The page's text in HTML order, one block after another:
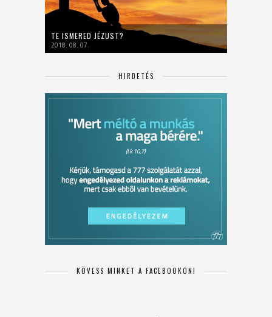
TE ISMERED JÉZUST?
2018. 08. 07.
HIRDETÉS
KÖVESS MINKET A FACEBOOKON!